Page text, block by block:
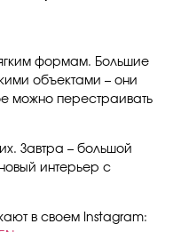
формам. Большие
объектами – они
можно перестраивать
Завтра – большой
интерьер с
в своем Instagram: